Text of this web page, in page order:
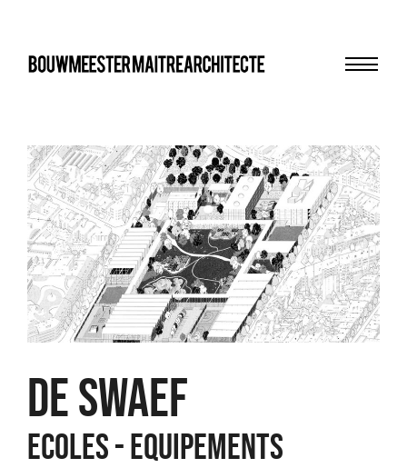
bma
DE SWAEF
ECOLES - EQUIPEMENTS